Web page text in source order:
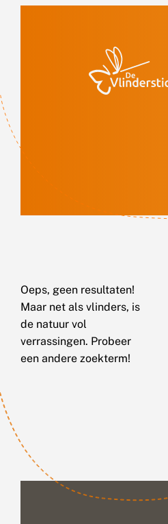
Oeps, geen resultaten!
Maar net als vlinders, is
de natuur vol
verrassingen. Probeer
een andere zoekterm!